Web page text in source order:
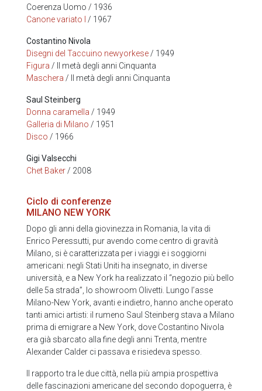
Coerenza Uomo / 1936
Canone variato I
/ 1967
Costantino Nivola
Disegni del Taccuino newyorkese / 1949
Figura / II metà degli anni Cinquanta
Maschera / II metà degli anni Cinquanta
Saul Steinberg
Donna caramella / 1949
Galleria di Milano / 1951
Disco / 1966
Gigi Valsecchi
Chet Baker / 2008
Ciclo di conferenze
MILANO NEW YORK
Dopo gli anni della giovinezza in Romania, la vita di
Enrico Peressutti, pur avendo come centro di gravità
Milano, si è caratterizzata per i viaggi e i soggiorni
americani: negli Stati Uniti ha insegnato, in diverse
università, e a New York ha realizzato il “negozio più bello
delle 5a strada”, lo showroom Olivetti. Lungo l’asse
Milano-New York, avanti e indietro, hanno anche operato
tanti amici artisti: il rumeno Saul Steinberg stava a Milano
prima di emigrare a New York, dove Costantino Nivola
era già sbarcato alla fine degli anni Trenta, mentre
Alexander Calder ci passava e risiedeva spesso.
Il rapporto tra le due città, nella più ampia prospettiva
delle fascinazioni americane del secondo dopoguerra, è